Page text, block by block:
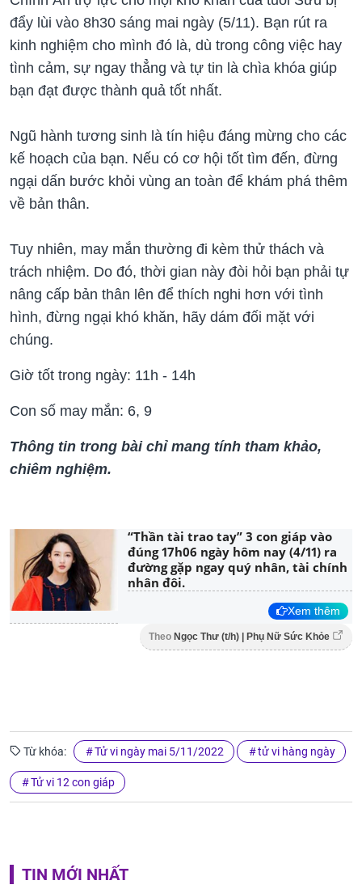
đẩy lùi vào 8h30 sáng mai ngày (5/11). Bạn rút ra
kinh nghiệm cho mình đó là, dù trong công việc hay
tình cảm, sự ngay thẳng và tự tin là chìa khóa giúp
bạn đạt được thành quả tốt nhất.
Ngũ hành tương sinh là tín hiệu đáng mừng cho các
kế hoạch của bạn. Nếu có cơ hội tốt tìm đến, đừng
ngại dấn bước khỏi vùng an toàn để khám phá thêm
về bản thân.
Tuy nhiên, may mắn thường đi kèm thử thách và
trách nhiệm. Do đó, thời gian này đòi hỏi bạn phải tự
nâng cấp bản thân lên để thích nghi hơn với tình
hình, đừng ngại khó khăn, hãy dám đối mặt với
chúng.
Giờ tốt trong ngày: 11h - 14h
Con số may mắn: 6, 9
Thông tin trong bài chỉ mang tính tham khảo,
chiêm nghiệm.
“Thần tài trao tay” 3 con giáp vào
đúng 17h06 ngày hôm nay (4/11) ra
đường gặp ngay quý nhân, tài chính
nhân đôi.
Xem thêm
Theo Ngọc Thư (t/h) | Phụ Nữ Sức Khỏe
Từ khóa: Tử vi ngày mai 5/11/2022 tử vi hàng ngày
Tử vi 12 con giáp
TIN MỚI NHẤT